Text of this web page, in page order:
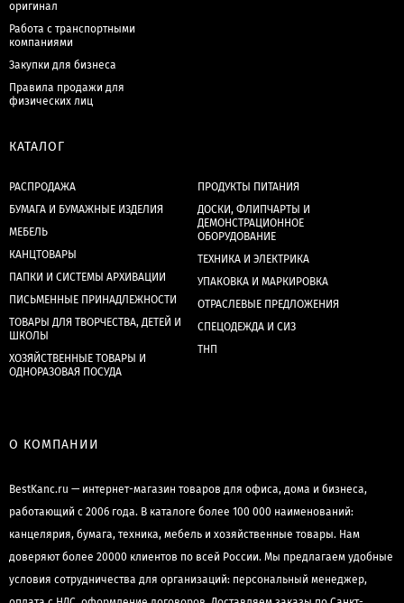
оригинал
Работа с транспортными
компаниями
Закупки для бизнеса
Правила продажи для
физических лиц
КАТАЛОГ
РАСПРОДАЖА
БУМАГА И БУМАЖНЫЕ ИЗДЕЛИЯ
МЕБЕЛЬ
КАНЦТОВАРЫ
ПАПКИ И СИСТЕМЫ АРХИВАЦИИ
ПИСЬМЕННЫЕ ПРИНАДЛЕЖНОСТИ
ТОВАРЫ ДЛЯ ТВОРЧЕСТВА, ДЕТЕЙ И
ШКОЛЫ
ХОЗЯЙСТВЕННЫЕ ТОВАРЫ И
ОДНОРАЗОВАЯ ПОСУДА
ПРОДУКТЫ ПИТАНИЯ
ДОСКИ, ФЛИПЧАРТЫ И
ДЕМОНСТРАЦИОННОЕ
ОБОРУДОВАНИЕ
ТЕХНИКА И ЭЛЕКТРИКА
УПАКОВКА И МАРКИРОВКА
ОТРАСЛЕВЫЕ ПРЕДЛОЖЕНИЯ
СПЕЦОДЕЖДА И СИЗ
ТНП
О КОМПАНИИ
BestKanc.ru — интернет-магазин товаров для офиса, дома и бизнеса,
работающий с 2006 года. В каталоге более 100 000 наименований:
канцелярия, бумага, техника, мебель и хозяйственные товары. Нам
доверяют более 20000 клиентов по всей России. Мы предлагаем удобные
условия сотрудничества для организаций: персональный менеджер,